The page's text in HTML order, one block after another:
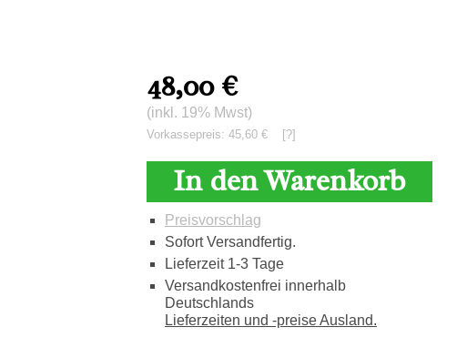
48,00 €
(inkl. 19% Mwst)
Vorkassepreis: 45,60 € [?]
In den Warenkorb
Preisvorschlag
Sofort Versandfertig.
Lieferzeit 1-3 Tage
Versandkostenfrei innerhalb
Deutschlands
Lieferzeiten und -preise Ausland.